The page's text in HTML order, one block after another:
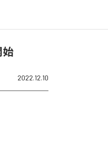
始
2022.12.10